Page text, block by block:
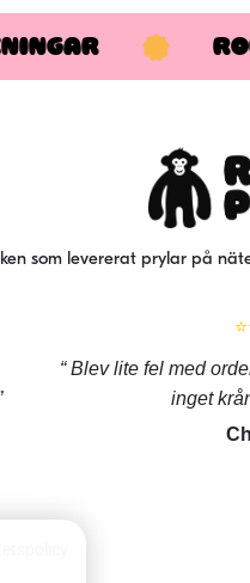
som levererat prylar på
Blev lite fel med
inget